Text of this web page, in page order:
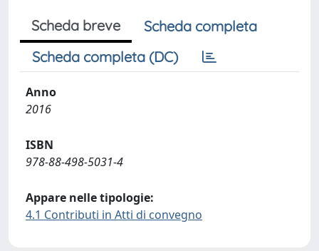
Scheda breve
Scheda completa
Scheda completa (DC)
Anno
2016
ISBN
978-88-498-5031-4
Appare nelle tipologie:
4.1 Contributi in Atti di convegno